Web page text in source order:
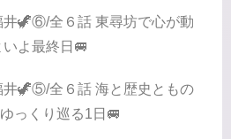
井🦖⑥/全６話 東尋坊で心が動
よ最終日🚐
井🦖⑤/全６話 海と歴史ともの
っくり巡る1日🚐